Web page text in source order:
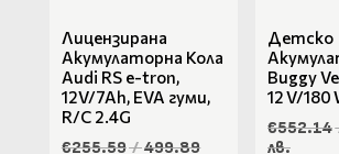
Лицензирана
Акумулаторна Кола
Audi RS e-tron,
12V/7Ah, EVA гуми,
R/C 2.4G
€255.59/499.89
Детско
Buggy
12 V/180
€552.14
лв.